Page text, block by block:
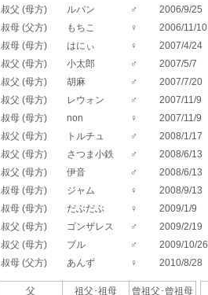
叔父 (母方) ルパン ♂ 2006/9/25
叔母 (父方) もちこ ♀ 2006/11/10
叔母 (母方) はにぃ ♀ 2007/4/24
叔父 (母方) 小太郎 ♂ 2007/5/7
叔父 (母方) 胡麻 ♂ 2007/7/20
叔父 (母方) レウォン ♂ 2007/11/9
叔母 (母方) non ♀ 2007/11/9
叔父 (母方) トルチュ ♂ 2008/1/17
叔父 (母方) さつま小鉄 ♂ 2008/6/13
叔父 (母方) 伊音 ♂ 2008/6/13
叔母 (母方) ジャム ♀ 2008/9/13
叔母 (母方) だぶだぶ ♀ 2009/1/9
叔父 (母方) ゴンザレス ♂ 2009/2/19
叔父 (母方) ブル ♂ 2009/10/26
叔母 (父方) あんず ♀ 2010/8/28
父 祖父･祖母 曾祖父･ 曾祖母